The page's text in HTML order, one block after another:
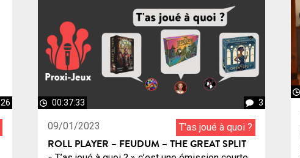
26 00:37:33 3
09/01/2023 T'as joué à quoi ?
ROLL PLAYER – FEUDUM – THE GREAT SPLIT